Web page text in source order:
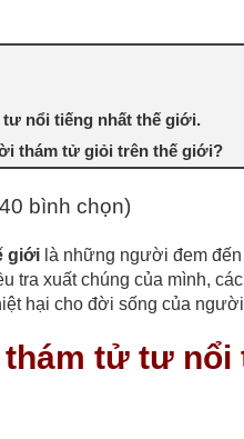
tư nổi tiếng nhất thế giới.
thám tử giỏi trên thế giới?
bình chọn)
giới là những người đem
tra xuất chúng của mình,
hại cho đời sống của
thám tử tư